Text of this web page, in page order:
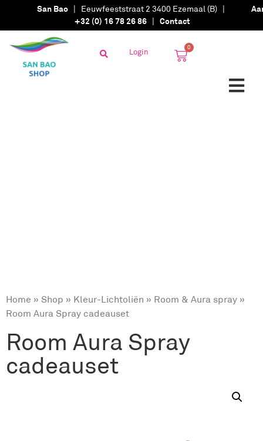
San Bao | Eeuwfeeststraat 2 3400 Ezemaal (B) |
+32 (0) 16 78 26 86 | Contact
Login 0
Home » Shop » Kleur-Lichtoliën » Room & Aura spray »
Room Aura Spray cadeauset
Room Aura Spray
cadeauset